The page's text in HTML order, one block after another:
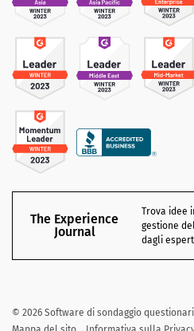
The Experience
Journal
Trova idee
gestione
dagli
© 2026 Software di sondaggio